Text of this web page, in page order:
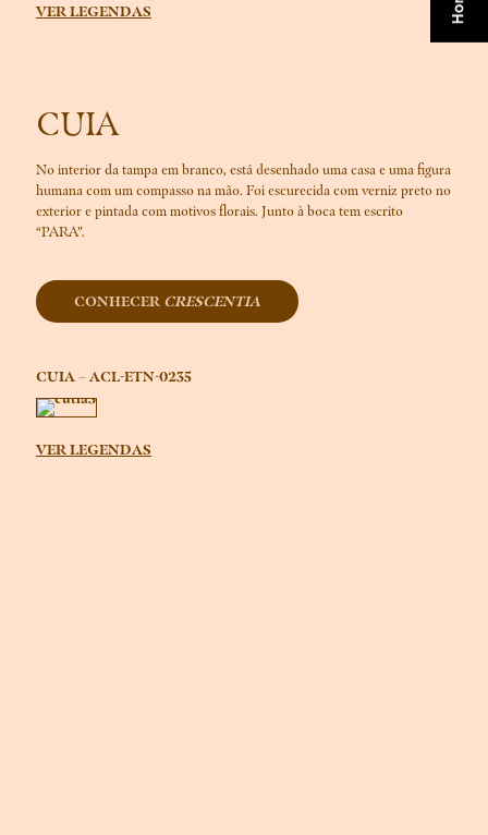
VER LEGENDAS
CUIA
No interior da tampa em branco, está desenhado uma casa e uma figura
humana com um compasso na mão. Foi escurecida com verniz preto no
exterior e pintada com motivos florais. Junto à boca tem escrito
“PARA”.
CONHECER CRESCENTIA
CUIA – ACL-ETN-0235
VER LEGENDAS